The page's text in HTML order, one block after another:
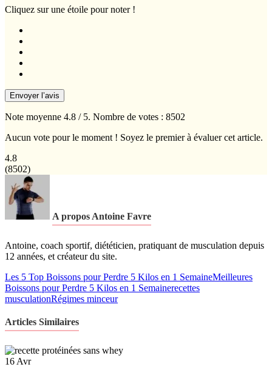
Cliquez sur une étoile pour noter !
Envoyer l’avis
Note moyenne 4.8 / 5. Nombre de votes : 8502
Aucun vote pour le moment ! Soyez le premier à évaluer cet article.
4.8
(8502)
A propos Antoine Favre
Antoine, coach sportif, diététicien, pratiquant de musculation depuis
12 années, et créateur du site.
Les 5 Top Boissons pour Perdre 5 Kilos en 1 SemaineMeilleures
Boissons pour Perdre 5 Kilos en 1 Semainerecettes
musculationRégimes minceur
Articles Similaires
16 Avr